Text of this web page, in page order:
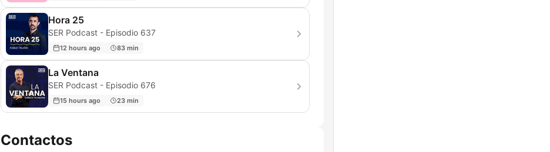
Hora 25
SER Podcast - Episodio 637
12 hours ago 83 min
La Ventana
SER Podcast - Episodio 676
15 hours ago 23 min
Contactos